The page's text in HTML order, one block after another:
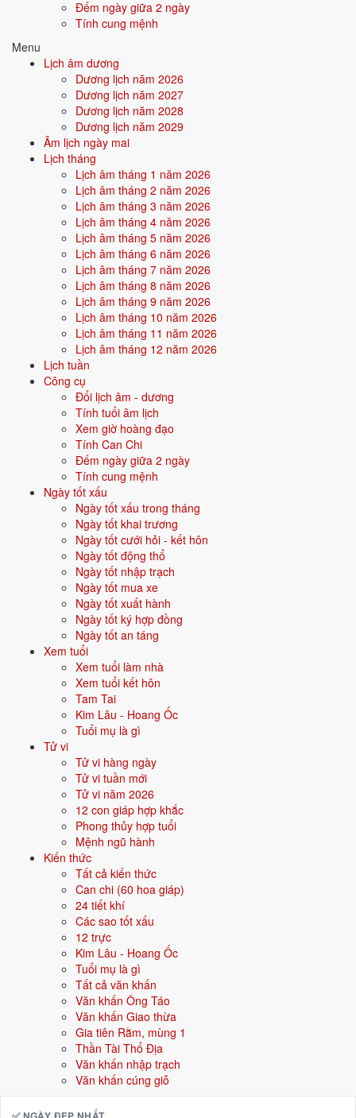
Đếm ngày giữa 2 ngày
Tính cung mệnh
Menu
Lịch âm dương
Dương lịch năm 2026
Dương lịch năm 2027
Dương lịch năm 2028
Dương lịch năm 2029
Âm lịch ngày mai
Lịch tháng
Lịch âm tháng 1 năm 2026
Lịch âm tháng 2 năm 2026
Lịch âm tháng 3 năm 2026
Lịch âm tháng 4 năm 2026
Lịch âm tháng 5 năm 2026
Lịch âm tháng 6 năm 2026
Lịch âm tháng 7 năm 2026
Lịch âm tháng 8 năm 2026
Lịch âm tháng 9 năm 2026
Lịch âm tháng 10 năm 2026
Lịch âm tháng 11 năm 2026
Lịch âm tháng 12 năm 2026
Lịch tuần
Công cụ
Đổi lịch âm - dương
Tính tuổi âm lịch
Xem giờ hoàng đạo
Tính Can Chi
Đếm ngày giữa 2 ngày
Tính cung mệnh
Ngày tốt xấu
Ngày tốt xấu trong tháng
Ngày tốt khai trương
Ngày tốt cưới hỏi - kết hôn
Ngày tốt động thổ
Ngày tốt nhập trạch
Ngày tốt mua xe
Ngày tốt xuất hành
Ngày tốt ký hợp đồng
Ngày tốt an táng
Xem tuổi
Xem tuổi làm nhà
Xem tuổi kết hôn
Tam Tai
Kim Lâu - Hoang Ốc
Tuổi mụ là gì
Tử vi
Tử vi hàng ngày
Tử vi tuần mới
Tử vi năm 2026
12 con giáp hợp khắc
Phong thủy hợp tuổi
Mệnh ngũ hành
Kiến thức
Tất cả kiến thức
Can chi (60 hoa giáp)
24 tiết khí
Các sao tốt xấu
12 trực
Kim Lâu - Hoang Ốc
Tuổi mụ là gì
Tất cả văn khấn
Văn khấn Ông Táo
Văn khấn Giao thừa
Gia tiên Rằm, mùng 1
Thần Tài Thổ Địa
Văn khấn nhập trạch
Văn khấn cúng giỗ
CN ·Đinh Sửu· 23/5 âm
29/6
⛔ NÊN TRÁNH
T7 ·Bính Tý · 22/5 âm
T7 ·Kỷ Tỵ· 15/5 âm
14/6 T2 ·Giáp Tý
Xem ngày tốt cưới hỏi
Khai trương
Trong tháng 6/2027 có 16 ngày tốt cho khai trương. Tốt nhất: 3/6, 10/6,
✅ NGÀY ĐẸP NHẤT
T5 ·Quý Sửu · 29/4 âm
10/6 T5 ·Canh Thân
T3 ·Nhâm Thân · 18/5 âm
T3 ·Kỷ Mão· 25/5 âm
T4 ·Canh Thìn · 26/5 âm
⛔ NÊN TRÁNH
T7 ·Bính Tý· 22/5 âm
T7 ·Kỷ Tỵ · 15/5 âm
T2 ·Đinh Tỵ· 3/5 âm
Xem ngày tốt khai trương
Động thổ
Trong tháng 6/2027 có 14 ngày tốt cho động thổ. Tốt nhất: 3/6, 10/6,
✅ NGÀY ĐẸP NHẤT
T5 ·Quý Sửu · 29/4 âm
T5 ·Canh Thân· 6/5 âm
T3 ·Nhâm Thân· 18/5 âm
T3 ·Mậu Ngọ· 4/5 âm
T3 ·Kỷ Mão· 25/5 âm
⛔ NÊN TRÁNH
T7 ·Bính Tý· 22/5 âm
T7 ·Kỷ Tỵ· 15/5 âm
T2 ·Đinh Tỵ· 3/5 âm
Xem ngày tốt động thổ
Nhập trạch
Trong tháng 6/2027 có 18 ngày tốt cho nhập trạch. Tốt nhất: 3/6, 27/6,